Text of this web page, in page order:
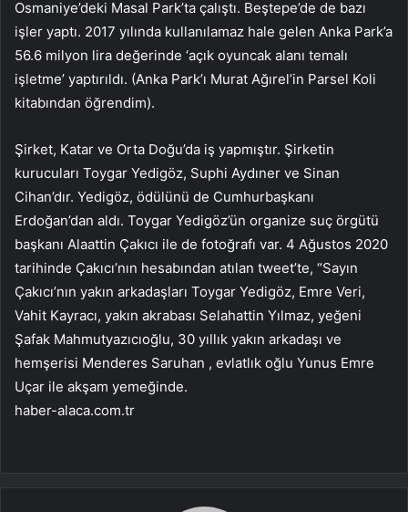
Osmaniye’deki Masal Park’ta çalıştı. Beştepe’de de bazı
işler yaptı. 2017 yılında kullanılamaz hale gelen Anka Park’a
56.6 milyon lira değerinde ‘açık oyuncak alanı temalı
işletme’ yaptırıldı. (Anka Park’ı Murat Ağırel’in Parsel Koli
kitabından öğrendim).
Şirket, Katar ve Orta Doğu’da iş yapmıştır. Şirketin
kurucuları Toygar Yedigöz, Suphi Aydıner ve Sinan
Cihan’dır. Yedigöz, ödülünü de Cumhurbaşkanı
Erdoğan’dan aldı. Toygar Yedigöz’ün organize suç örgütü
başkanı Alaattin Çakıcı ile de fotoğrafı var. 4 Ağustos 2020
tarihinde Çakıcı’nın hesabından atılan tweet’te, “Sayın
Çakıcı’nın yakın arkadaşları Toygar Yedigöz, Emre Veri,
Vahit Kayracı, yakın akrabası Selahattin Yılmaz, yeğeni
Şafak Mahmutyazıcıoğlu, 30 yıllık yakın arkadaşı ve
hemşerisi Menderes Saruhan , evlatlık oğlu Yunus Emre
Uçar ile akşam yemeğinde.
haber-alaca.com.tr